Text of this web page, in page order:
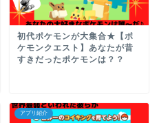
初代ポケモンが大集合★【ポ
ケモンクエスト】あなたが昔
すきだったポケモンは？？
アプリ紹介